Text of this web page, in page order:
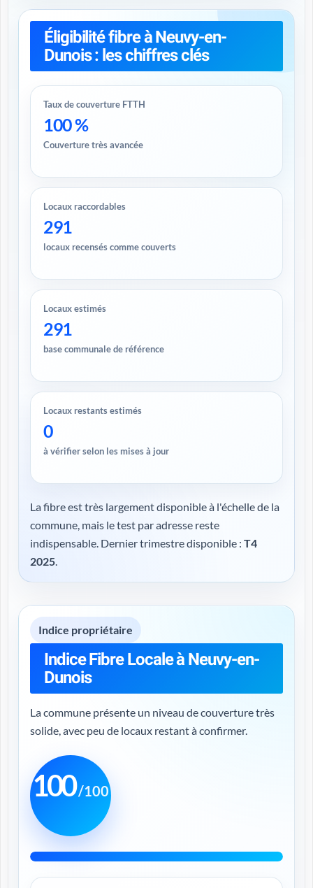
Éligibilité fibre à Neuvy-en-
Dunois : les chiffres clés
Taux de couverture FTTH
100 %
Couverture très avancée
Locaux raccordables
291
locaux recensés comme couverts
Locaux estimés
291
base communale de référence
Locaux restants estimés
0
à vérifier selon les mises à jour
La fibre est très largement disponible à l'échelle de la
commune, mais le test par adresse reste
indispensable. Dernier trimestre disponible : T4
2025.
Indice propriétaire
Indice Fibre Locale à Neuvy-en-
Dunois
La commune présente un niveau de couverture très
solide, avec peu de locaux restant à confirmer.
100/100